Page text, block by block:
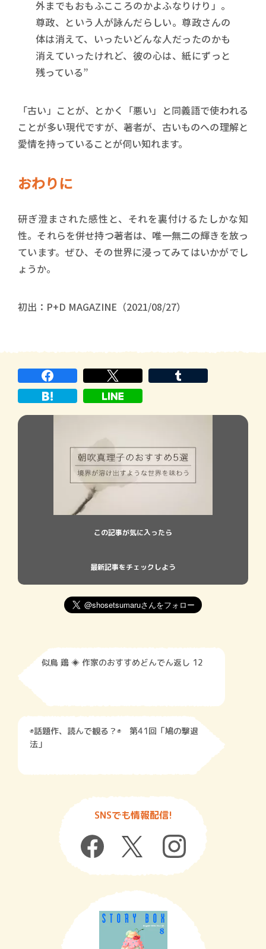
外までもおもふこころのかよふなりけり」。
尊政、という人が詠んだらしい。尊政さんの
体は消えて、いったいどんな人だったのかも
消えていったけれど、彼の心は、紙にずっと
残っている”
「古い」ことが、とかく「悪い」と同義語で使われる
ことが多い現代ですが、著者が、古いものへの理解と
愛情を持っていることが伺い知れます。
おわりに
研ぎ澄まされた感性と、それを裏付けるたしかな知
性。それらを併せ持つ著者は、唯一無二の輝きを放っ
ています。ぜひ、その世界に浸ってみてはいかがでし
ょうか。
初出：P+D MAGAZINE（2021/08/27）
この記事が気に入ったら
最新記事をチェックしよう
似鳥 鶏 ◈ 作家のおすすめどんでん返し 12
◉話題作、読んで観る？◉ 第41回「鳩の撃退
法」
SNSでも情報配信!